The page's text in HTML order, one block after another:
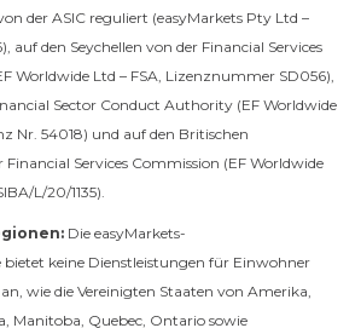
der ASIC reguliert (easyMarkets Pty Ltd –
auf den Seychellen von der Financial Services
Worldwide Ltd – FSA, Lizenznummer SD056),
Sector Conduct Authority (EF Worldwide
Nr. 54018) und auf den Britischen
Services Commission (EF Worldwide
L/20/1135).
Die easyMarkets-
keine Dienstleistungen für Einwohner
wie die Vereinigten Staaten von Amerika,
Manitoba, Quebec, Ontario sowie